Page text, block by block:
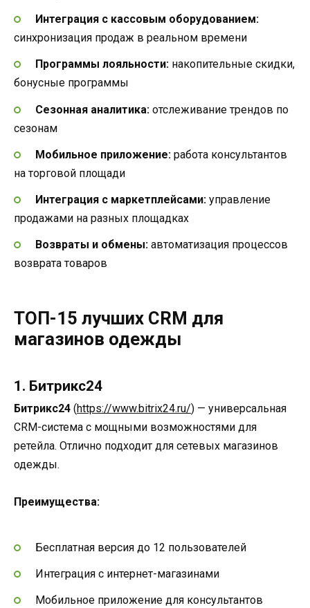
Интеграция с кассовым оборудованием:
синхронизация продаж в реальном времени
Программы лояльности:накопительные скидки,
бонусные программы
Сезонная аналитика:отслеживание трендов по
сезонам
Мобильное приложение:работа консультантов
на торговой площади
Интеграция с маркетплейсами:управление
продажами на разных площадках
Возвраты и обмены:автоматизация процессов
возврата товаров
ТОП-15 лучших CRM для
магазинов одежды
1. Битрикс24
Битрикс24 (https://www.bitrix24.ru/) — универсальная
CRM-система с мощными возможностями для
ретейла. Отлично подходит для сетевых магазинов
одежды.
Преимущества:
Бесплатная версия до 12 пользователей
Интеграция с интернет-магазинами
Мобильное приложение для консультантов